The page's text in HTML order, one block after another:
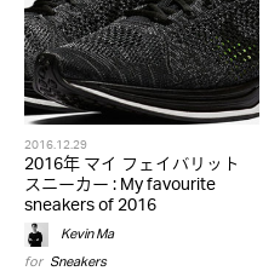
2016.12.29
2016年 マイ フェイバリット
スニーカー : My favourite
sneakers of 2016
Kevin Ma
for Sneakers